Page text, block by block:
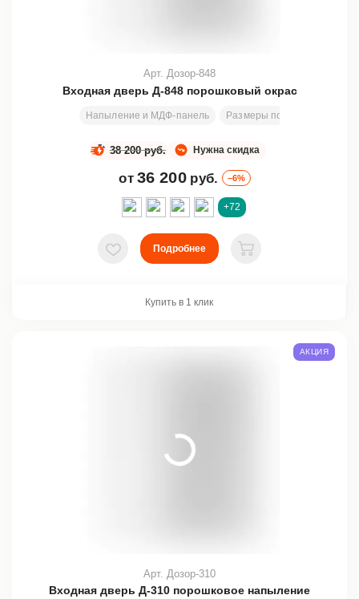
Входная дверь Д-848 порошковый окрас
Напыление и МДФ-панель Размеры под заказ
Арт. Дозор-848
Нужна скидка
38 200 руб.
от 36 200 руб. –6%
+72
В избранное
Подробнее
В корзину
Купить в 1 клик
Входная дверь Д-310 порошковое напыление
Арт. Дозор-310
АКЦИЯ